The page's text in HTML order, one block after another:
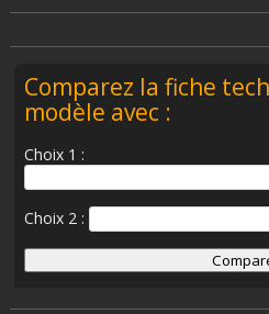
Comparez la fiche
modèle avec :
Choix 1 :
Choix 2 :